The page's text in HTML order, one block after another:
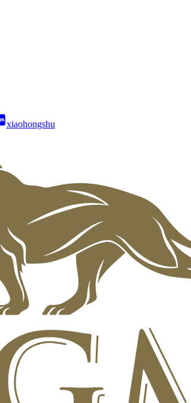
xiaohongshu